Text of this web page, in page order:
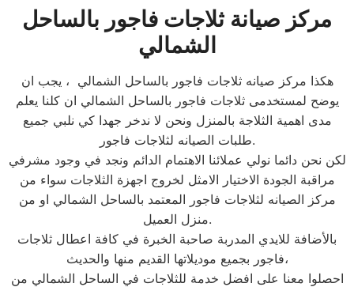
مركز صيانة ثلاجات فاجور بالساحل
الشمالي
هكذا مركز صيانه ثلاجات فاجور بالساحل الشمالي ، يجب ان
يوضح لمستخدمى ثلاجات فاجور بالساحل الشمالي ان كلنا يعلم
مدى اهمية الثلاجة بالمنزل ونحن لا ندخر جهدا كي نلبي جميع
طلبات الصيانه لثلاجات فاجور.
لكن نحن دائما نولي عملائنا الاهتمام الدائم ونجد في وجود مشرفي
مراقبة الجودة الاختيار الامثل لخروج اجهزة الثلاجات سواء من
مركز الصيانه لثلاجات فاجور المعتمد بالساحل الشمالي او من
منزل العميل.
بالأضافة للايدي المدربة صاحبة الخبرة في كافة اعطال ثلاجات
فاجور بجميع موديلاتها القديم منها والحديث،
احصلوا معنا على افضل خدمة للثلاجات في الساحل الشمالي من